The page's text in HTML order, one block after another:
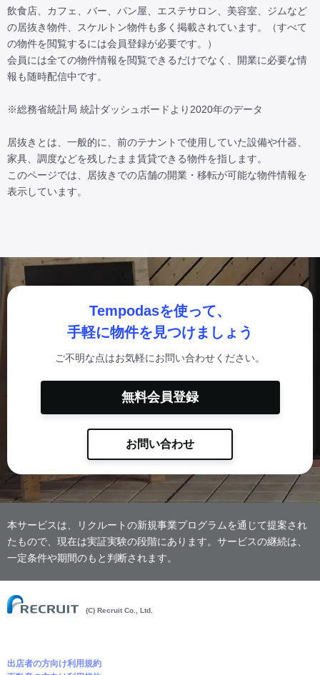
飲食店、カフェ、バー、パン屋、エステサロン、美容室、ジムなど
の居抜き物件、スケルトン物件も多く掲載されています。（すべて
の物件を閲覧するには会員登録が必要です。）
会員には全ての物件情報を閲覧できるだけでなく、開業に必要な情
報も随時配信中です。
※総務省統計局 統計ダッシュボードより2020年のデータ
居抜きとは、一般的に、前のテナントで使用していた設備や什器、
家具、調度などを残したまま賃貸できる物件を指します。
このページでは、居抜きでの店舗の開業・移転が可能な物件情報を
表示しています。
Tempodasを使って、
手軽に物件を見つけましょう
ご不明な点はお気軽にお問い合わせください。
無料会員登録
お問い合わせ
本サービスは、リクルートの新規事業プログラムを通じて提案され
たもので、現在は実証実験の段階にあります。サービスの継続は、
一定条件や期間のもと判断されます。
(C) Recruit Co., Ltd.
出店者の方向け利用規約